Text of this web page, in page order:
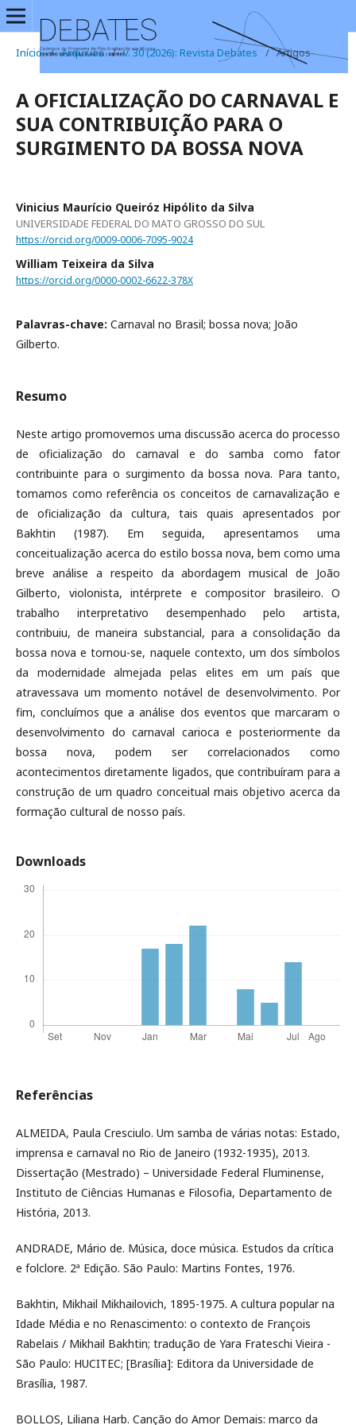
Início / Arquivos / v. 30 (2026): Revista Debates / Artigos
A OFICIALIZAÇÃO DO CARNAVAL E
SUA CONTRIBUIÇÃO PARA O
SURGIMENTO DA BOSSA NOVA
Vinicius Maurício Queiróz Hipólito da Silva
UNIVERSIDADE FEDERAL DO MATO GROSSO DO SUL
https://orcid.org/0009-0006-7095-9024
William Teixeira da Silva
https://orcid.org/0000-0002-6622-378X
Palavras-chave: Carnaval no Brasil; bossa nova; João
Gilberto.
Resumo
Neste artigo promovemos uma discussão acerca do processo
de oficialização do carnaval e do samba como fator
contribuinte para o surgimento da bossa nova. Para tanto,
tomamos como referência os conceitos de carnavalização e
de oficialização da cultura, tais quais apresentados por
Bakhtin (1987). Em seguida, apresentamos uma
conceitualização acerca do estilo bossa nova, bem como uma
breve análise a respeito da abordagem musical de João
Gilberto, violonista, intérprete e compositor brasileiro. O
trabalho interpretativo desempenhado pelo artista,
contribuiu, de maneira substancial, para a consolidação da
bossa nova e tornou-se, naquele contexto, um dos símbolos
da modernidade almejada pelas elites em um país que
atravessava um momento notável de desenvolvimento. Por
fim, concluímos que a análise dos eventos que marcaram o
desenvolvimento do carnaval carioca e posteriormente da
bossa nova, podem ser correlacionados como
acontecimentos diretamente ligados, que contribuíram para a
construção de um quadro conceitual mais objetivo acerca da
formação cultural de nosso país.
Downloads
Referências
ALMEIDA, Paula Cresciulo. Um samba de várias notas: Estado,
imprensa e carnaval no Rio de Janeiro (1932-1935), 2013.
Dissertação (Mestrado) – Universidade Federal Fluminense,
Instituto de Ciências Humanas e Filosofia, Departamento de
História, 2013.
ANDRADE, Mário de. Música, doce música. Estudos da crítica
e folclore. 2ª Edição. São Paulo: Martins Fontes, 1976.
Bakhtin, Mikhail Mikhailovich, 1895-1975. A cultura popular na
Idade Média e no Renascimento: o contexto de François
Rabelais / Mikhail Bakhtin; tradução de Yara Frateschi Vieira -
São Paulo: HUCITEC; [Brasília]: Editora da Universidade de
Brasília, 1987.
BOLLOS, Liliana Harb. Canção do Amor Demais: marco da